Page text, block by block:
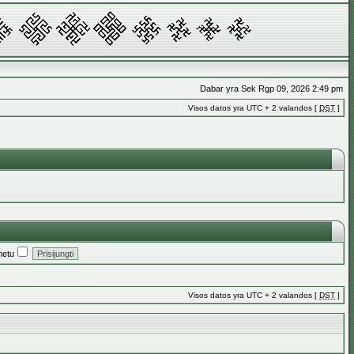
Dabar yra Sek Rgp 09, 2026 2:49 pm
Visos datos yra UTC + 2 valandos [ DST ]
Visos datos yra UTC + 2 valandos [ DST ]